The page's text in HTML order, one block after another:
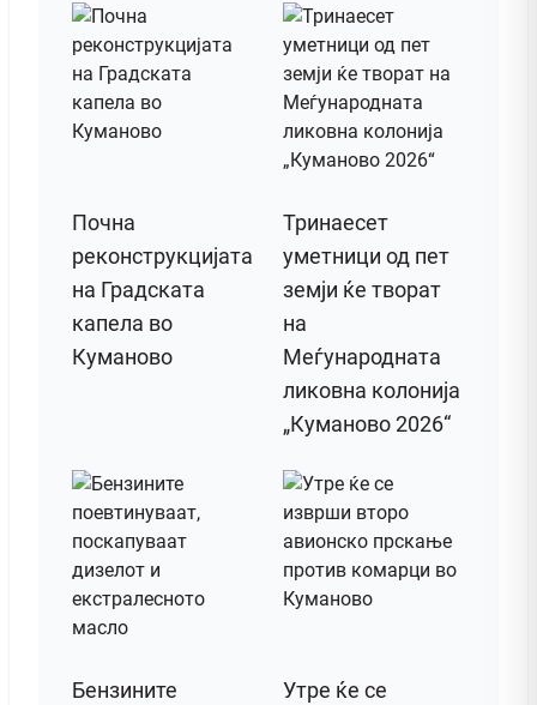
Почна
реконструкцијата
на Градската
капела во
Куманово
Тринаесет
уметници од пет
земји ќе творат
на
Меѓународната
ликовна колонија
„Куманово 2026“
Бензините
Утре ќе се